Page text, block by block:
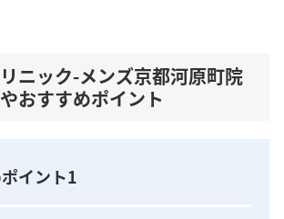
ニック-メンズ京都河原町院
おすすめポイント
イント1